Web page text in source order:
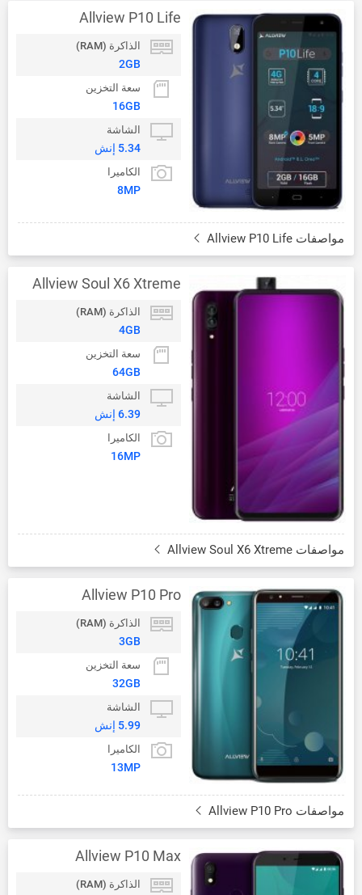
Allview P10 Life
الذاكرة (RAM)
2GB
سعة التخزين
16GB
الشاشة
5.34 إنش
الكاميرا
8MP
مواصفات Allview P10 Life
Allview Soul X6 Xtreme
الذاكرة (RAM)
4GB
سعة التخزين
64GB
الشاشة
6.39 إنش
الكاميرا
16MP
مواصفات Allview Soul X6 Xtreme
Allview P10 Pro
الذاكرة (RAM)
3GB
سعة التخزين
32GB
الشاشة
5.99 إنش
الكاميرا
13MP
مواصفات Allview P10 Pro
Allview P10 Max
الذاكرة (RAM)